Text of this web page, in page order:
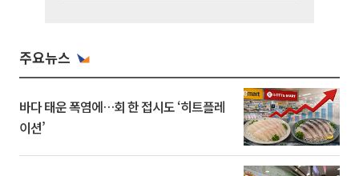
주요뉴스
바다 태운 폭염에…회 한 접시도 ‘히트플레
이션’